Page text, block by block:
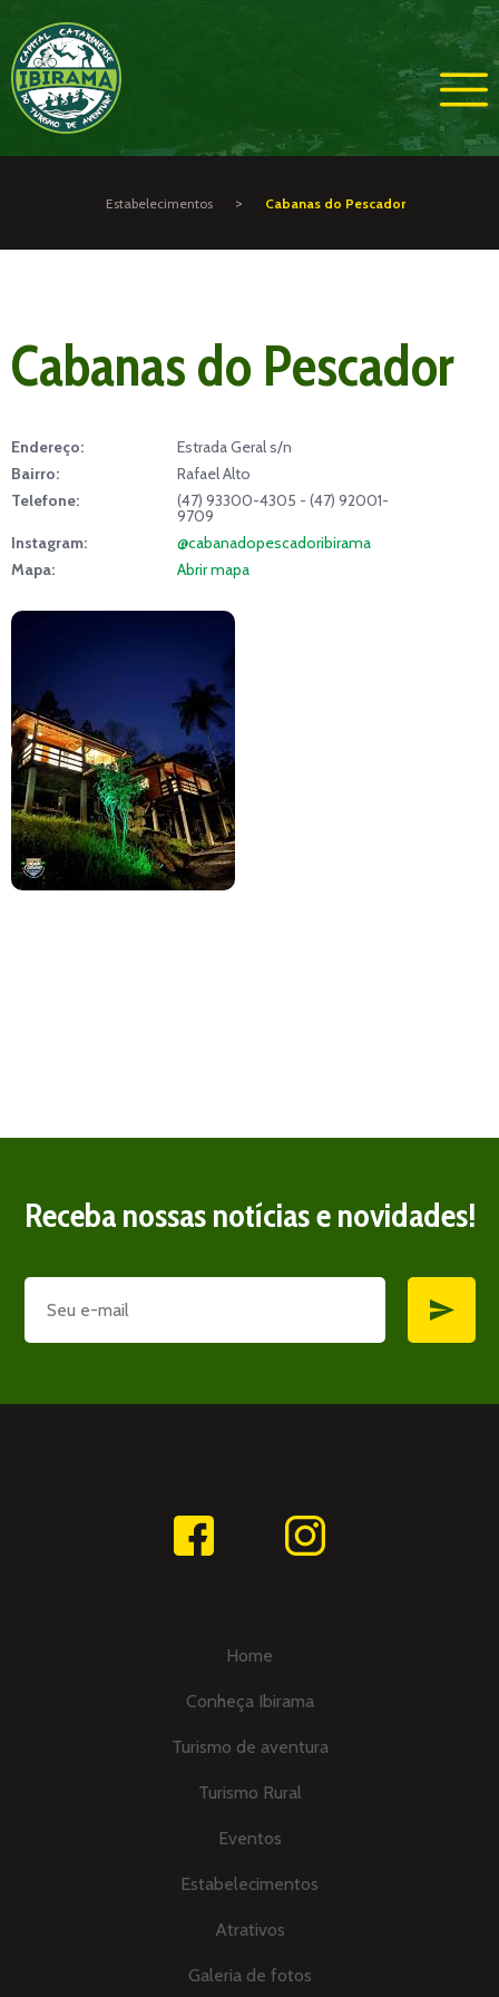
Estabelecimentos > Cabanas do Pescador
Cabanas do Pescador
Endereço:
Estrada Geral s/n
Bairro:
Rafael Alto
Telefone:
(47) 93300-4305 - (47) 92001-
9709
Instagram:
@cabanadopescadoribirama
Mapa:
Abrir mapa
Receba nossas notícias e novidades!
Home
Conheça Ibirama
Turismo de aventura
Turismo Rural
Eventos
Estabelecimentos
Atrativos
Galeria de fotos